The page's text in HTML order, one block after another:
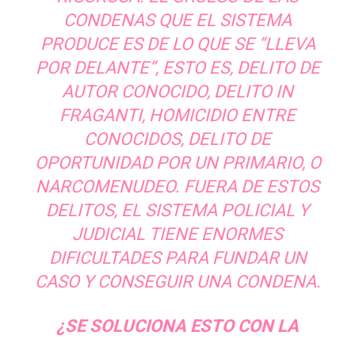
CONDENAS QUE EL SISTEMA
PRODUCE ES DE LO QUE SE “LLEVA
POR DELANTE”, ESTO ES, DELITO DE
AUTOR CONOCIDO, DELITO IN
FRAGANTI, HOMICIDIO ENTRE
CONOCIDOS, DELITO DE
OPORTUNIDAD POR UN PRIMARIO, O
NARCOMENUDEO. FUERA DE ESTOS
DELITOS, EL SISTEMA POLICIAL Y
JUDICIAL TIENE ENORMES
DIFICULTADES PARA FUNDAR UN
CASO Y CONSEGUIR UNA CONDENA.
¿SE SOLUCIONA ESTO CON LA